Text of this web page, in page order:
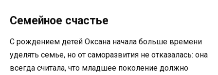
Семейное счастье
С рождением детей Оксана начала больше времени
уделять семье, но от саморазвития не отказалась: она
всегда считала, что младшее поколение должно